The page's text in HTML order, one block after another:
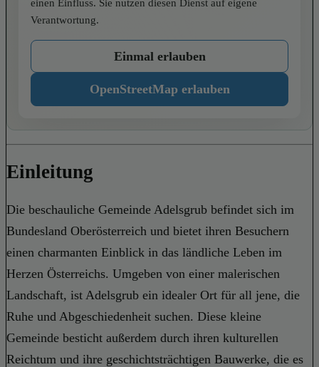
einen Einfluss. Sie nutzen diesen Dienst auf eigene
Verantwortung.
Einmal erlauben
OpenStreetMap erlauben
Einleitung
Die beschauliche Gemeinde Adelsgrub befindet sich im
Bundesland Oberösterreich und bietet ihren Besuchern
einen charmanten Einblick in das ländliche Leben im
Herzen Österreichs. Umgeben von einer malerischen
Landschaft, ist Adelsgrub ein idealer Ort für all jene, die
Ruhe und Abgeschiedenheit suchen. Diese kleine
Gemeinde besticht außerdem durch ihren kulturellen
Reichtum und ihre geschichtsträchtigen Bauwerke, die es